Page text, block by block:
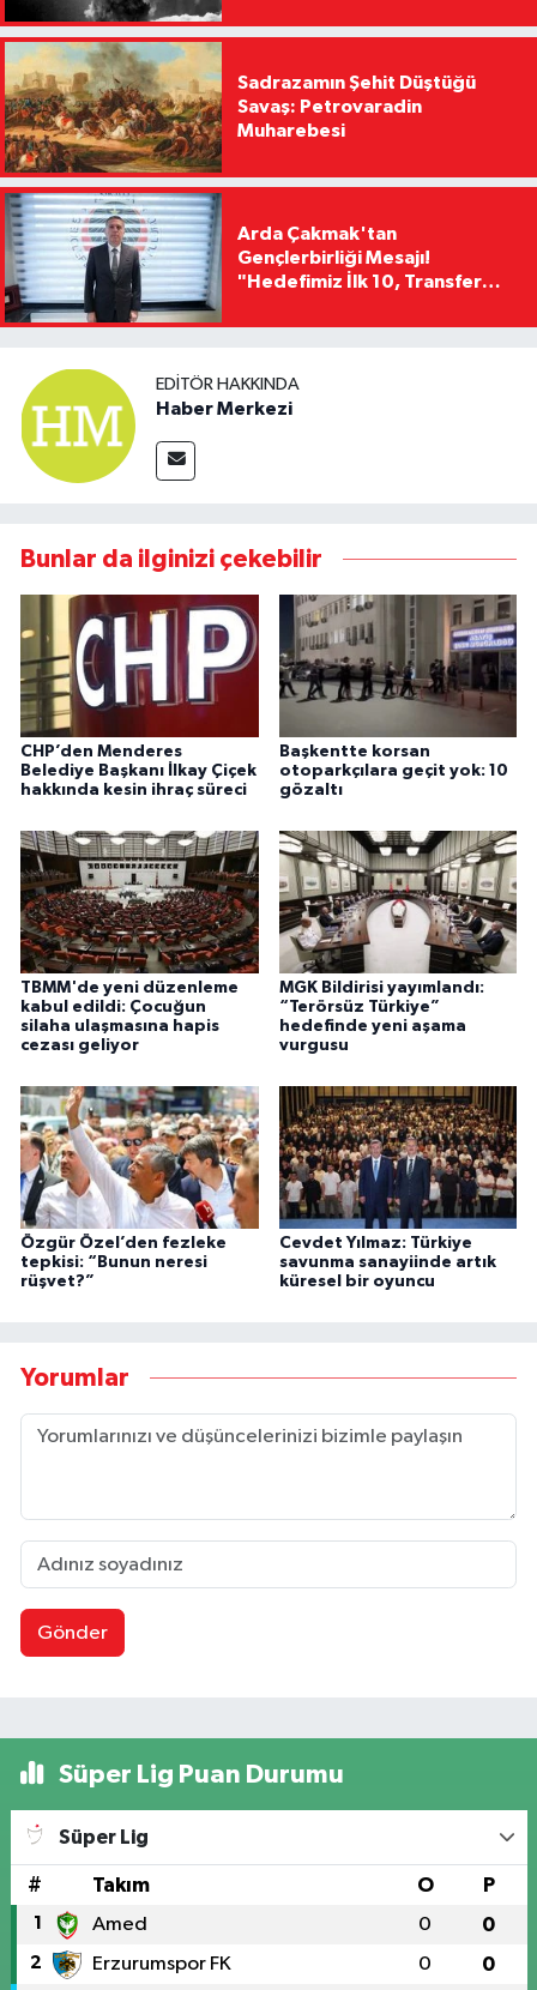
Sadrazamın Şehit Düştüğü
Savaş: Petrovaradin
Muharebesi
Arda Çakmak'tan
Gençlerbirliği Mesajı!
"Hedefimiz İlk 10, Transfer
Kaldıracağız"
EDITÖR HAKKINDA
Haber Merkezi
Bunlar da ilginizi çekebilir
CHP’den Menderes
Belediye Başkanı İlkay Çiçek
hakkında kesin ihraç süreci
Başkentte korsan
otoparkçılara geçit yok: 10
gözaltı
TBMM'de yeni düzenleme
kabul edildi: Çocuğun
silaha ulaşmasına hapis
cezası geliyor
MGK Bildirisi yayımlandı:
“Terörsüz Türkiye”
hedefinde yeni aşama
vurgusu
Özgür Özel’den fezleke
tepkisi: “Bunun neresi
rüşvet?”
Cevdet Yılmaz: Türkiye
savunma sanayiinde artık
küresel bir oyuncu
Yorumlar
Gönder
Süper Lig Puan Durumu
Süper Lig
# Takım O P
1 Amed 0 0
2 Erzurumspor FK 0 0